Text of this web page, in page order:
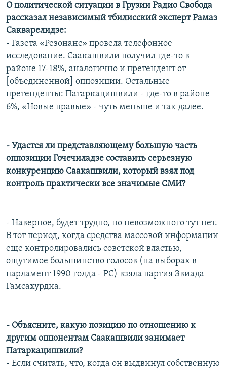
О политической ситуации в Грузии Радио Свобода
рассказал независимый тбилисский эксперт Рамаз
Сакварелидзе:
- Газета «Резонанс» провела телефонное
исследование. Саакашвили получил где-то в
районе 17-18%, аналогично и претендент от
[объединенной] оппозиции. Остальные
претенденты: Патаркацишвили - где-то в районе
6%, «Новые правые» - чуть меньше и так далее.
- Удастся ли представляющему большую часть
оппозиции Гочечиладзе составить серьезную
конкуренцию Саакашвили, который взял под
контроль практически все значимые СМИ?
- Наверное, будет трудно, но невозможного тут нет.
В тот период, когда средства массовой информации
еще контролировались советской властью,
ощутимое большинство голосов (на выборах в
парламент 1990 голда - РС) взяла партия Звиада
Гамсахурдиа.
- Объясните, какую позицию по отношению к
другим оппонентам Саакашвили занимает
Патаркацишвили?
- Если считать, что, когда он выдвинул собственную